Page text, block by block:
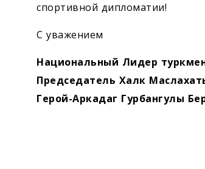
спортивной дипломатии!
С уважением
Национальный Лидер
Председатель Халк
Герой-Аркадаг Гурбангулы